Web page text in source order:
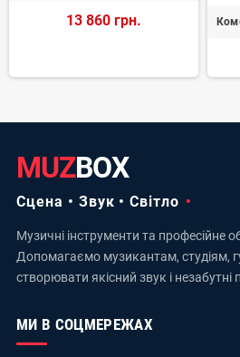
13 860 грн.
MUZBOX
Сцена • Звук • Світло
Музичні інструменти та професійне
Допомагаємо музикантам, студіям,
створювати якісний звук і незабутні
МИ В СОЦМЕРЕЖАХ